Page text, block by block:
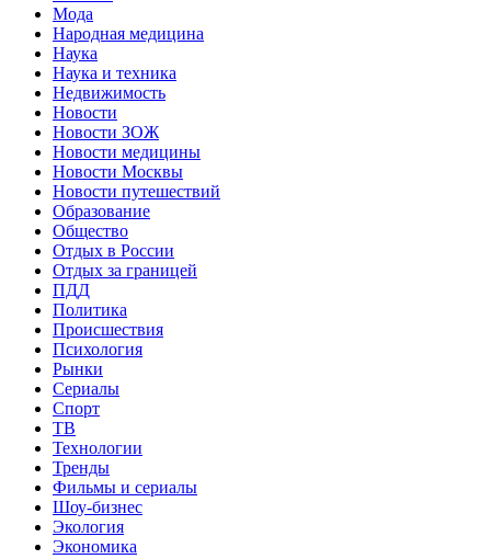
Мода
Народная медицина
Наука
Наука и техника
Недвижимость
Новости
Новости ЗОЖ
Новости медицины
Новости Москвы
Новости путешествий
Образование
Общество
Отдых в России
Отдых за границей
ПДД
Политика
Происшествия
Психология
Рынки
Сериалы
Спорт
ТВ
Технологии
Тренды
Фильмы и сериалы
Шоу-бизнес
Экология
Экономика